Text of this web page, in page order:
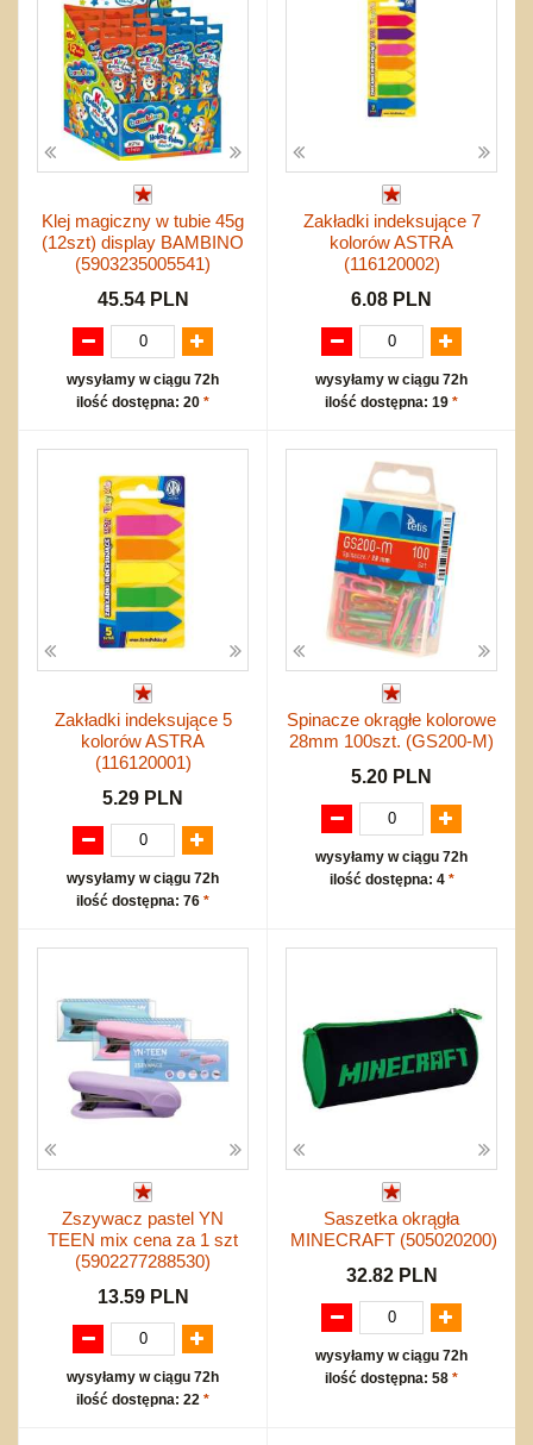
Klej magiczny w tubie 45g
(12szt) display BAMBINO
(5903235005541)
45.54 PLN
wysyłamy w ciągu 72h
ilość dostępna: 20 *
Zakładki indeksujące 7
kolorów ASTRA
(116120002)
6.08 PLN
wysyłamy w ciągu 72h
ilość dostępna: 19 *
Zakładki indeksujące 5
kolorów ASTRA
(116120001)
5.29 PLN
wysyłamy w ciągu 72h
ilość dostępna: 76 *
Spinacze okrągłe kolorowe
28mm 100szt. (GS200-M)
5.20 PLN
wysyłamy w ciągu 72h
ilość dostępna: 4 *
Zszywacz pastel YN
TEEN mix cena za 1 szt
(5902277288530)
13.59 PLN
wysyłamy w ciągu 72h
ilość dostępna: 22 *
Saszetka okrągła
MINECRAFT (505020200)
32.82 PLN
wysyłamy w ciągu 72h
ilość dostępna: 58 *